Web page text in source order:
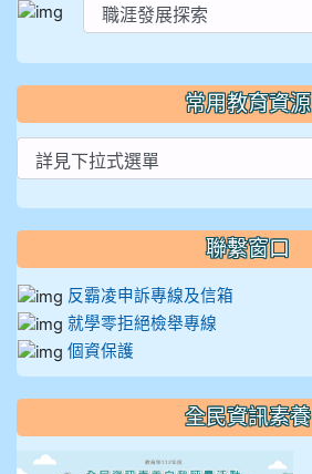
常用教育資源
聯繫窗口
反霸凌申訴專線及信箱
就學零拒絕檢舉專線
個資保護
全民資訊素養